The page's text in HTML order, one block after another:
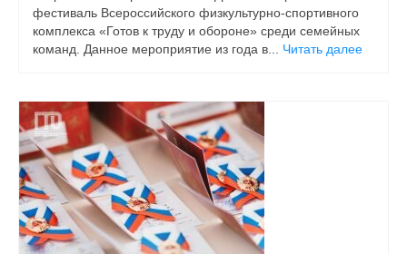
фестиваль Всероссийского физкультурно-спортивного
комплекса «Готов к труду и обороне» среди семейных
команд. Данное мероприятие из года в... Читать далее